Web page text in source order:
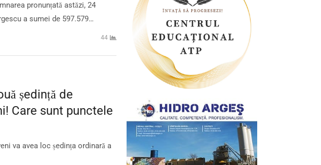
pronunțată astăzi, 24
a sumei de 597.579…
44
ședință de
Care sunt punctele
va avea loc ședința ordinară a